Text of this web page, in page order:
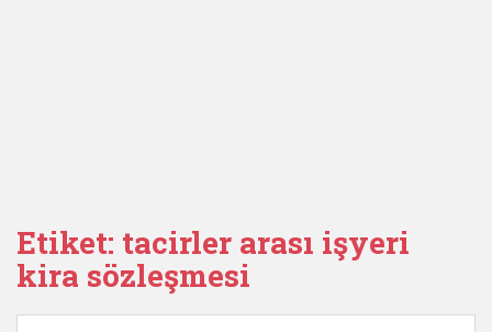
Etiket: tacirler arası işyeri
kira sözleşmesi